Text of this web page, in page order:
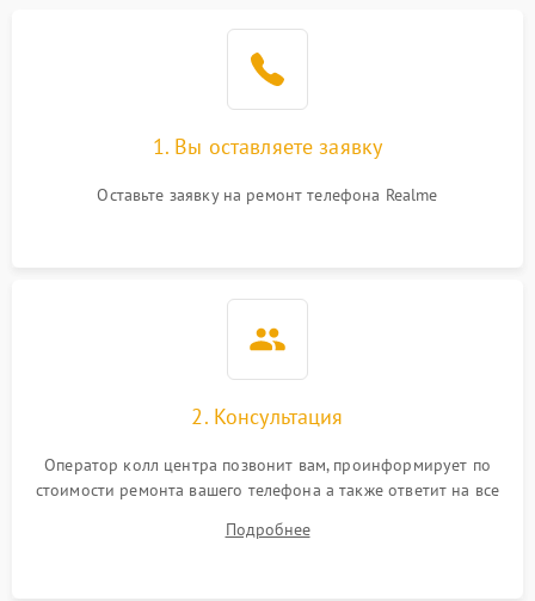
1. Вы оставляете заявку
Оставьте заявку на ремонт телефона Realme
2. Консультация
Оператор колл центра позвонит вам, проинформирует по
стоимости ремонта вашего телефона а также ответит на все
Подробнее